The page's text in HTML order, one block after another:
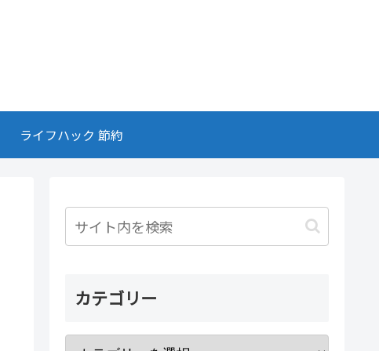
ライフハック 節約
カテゴリー